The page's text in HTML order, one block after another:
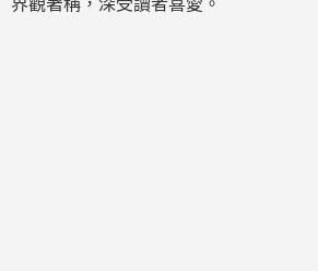
界觀著稱，深受讀者喜愛。